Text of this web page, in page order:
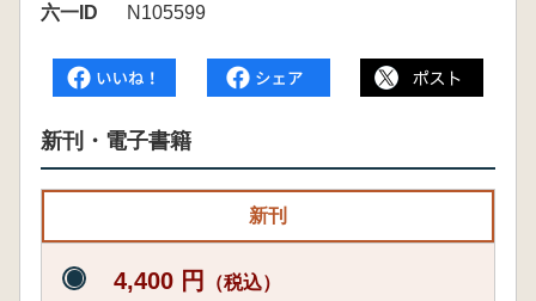
六一ID
N105599
新刊・電子書籍
新刊
4,400 円 （税込）